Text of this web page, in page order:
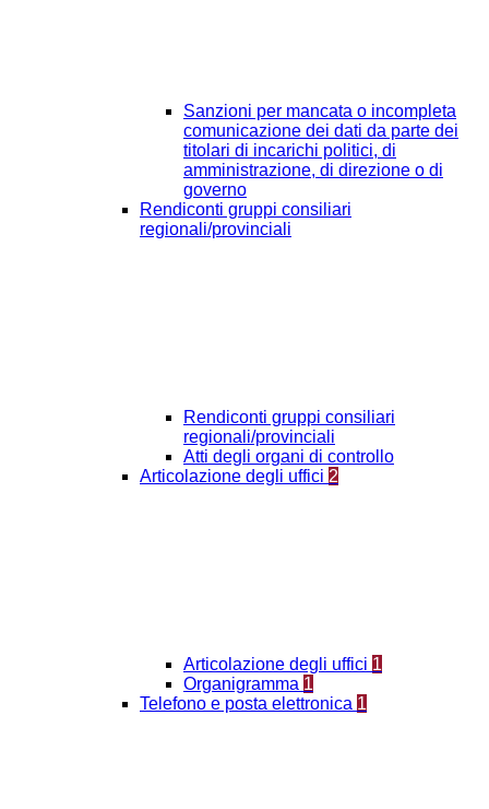
Sanzioni per mancata o incompleta
comunicazione dei dati da parte dei
titolari di incarichi politici, di
amministrazione, di direzione o di
governo
Rendiconti gruppi consiliari
regionali/provinciali
Rendiconti gruppi consiliari
regionali/provinciali
Atti degli organi di controllo
Articolazione degli uffici 2
Articolazione degli uffici 1
Organigramma 1
Telefono e posta elettronica 1